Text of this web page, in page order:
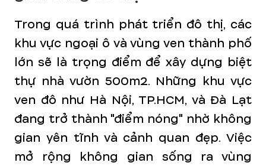
Trong quá trình phát triển đô thị, các
khu vực ngoại ô và vùng ven thành phố
lớn sẽ là trọng điểm để xây dựng biệt
thự nhà vườn 500m2. Những khu vực
ven đô như Hà Nội, TP.HCM, và Đà Lạt
đang trở thành "điểm nóng" nhờ không
gian yên tĩnh và cảnh quan đẹp. Việc
mở rộng không gian sống ra vùng